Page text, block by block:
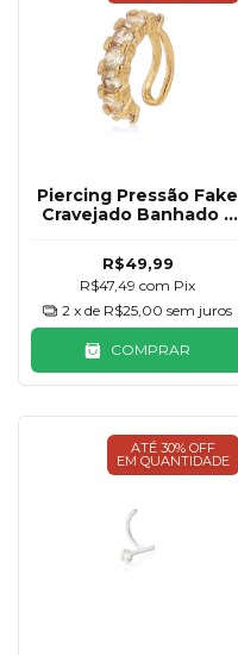
Piercing Pressão Fake
Cravejado Banhado a
R$49,99
R$47,49com Pix
2 x de R$25,00 sem juros
COMPRAR
ATÉ 30% OFF
EM QUANTIDADE